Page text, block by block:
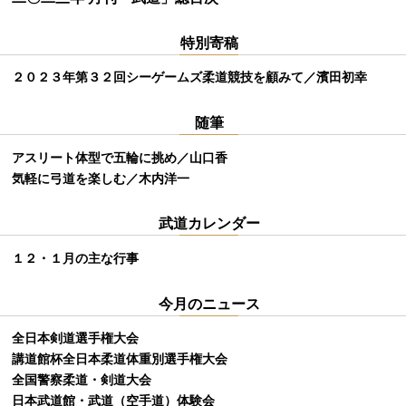
特別寄稿
２０２３年第３２回シーゲームズ柔道競技を顧みて／濱田初幸
随筆
アスリート体型で五輪に挑め／山口香
気軽に弓道を楽しむ／木内洋一
武道カレンダー
１２・１月の主な行事
今月のニュース
全日本剣道選手権大会
講道館杯全日本柔道体重別選手権大会
全国警察柔道・剣道大会
日本武道館・武道（空手道）体験会